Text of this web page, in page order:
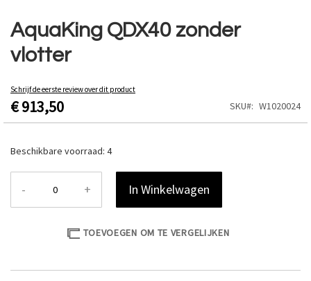
AquaKing QDX40 zonder
vlotter
Schrijf de eerste review over dit product
€ 913,50 SKU W1020024
Beschikbare voorraad: 4
- + In Winkelwagen
TOEVOEGEN OM TE VERGELIJKEN
naar
het
begin
van
afbeeldingen-
gallerij